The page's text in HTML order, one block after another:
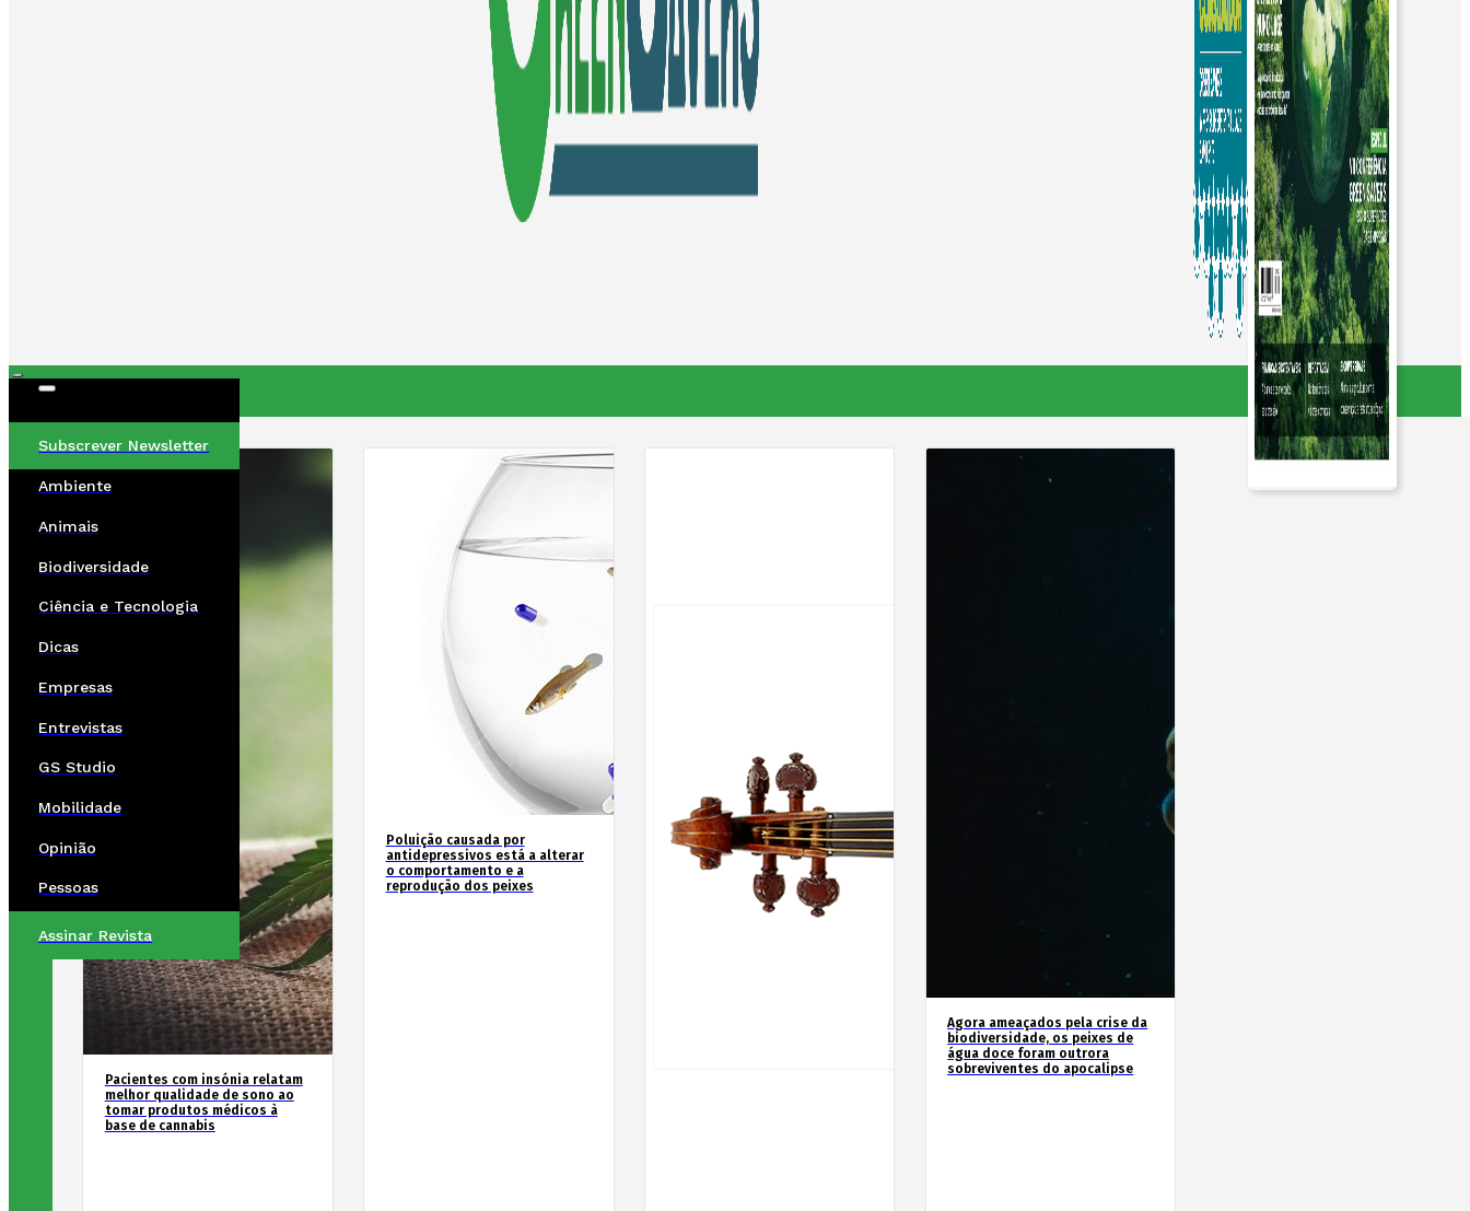
Subscrever Newsletter
Ambiente
Animais
Biodiversidade
Ciência e Tecnologia
Dicas
Empresas
Entrevistas
GS Studio
Mobilidade
Opinião
Pessoas
Assinar Revista
Pacientes com insónia relatam
melhor qualidade de sono ao
tomar produtos médicos à
base de cannabis
Poluição causada por
antidepressivos está a alterar
o comportamento e a
reprodução dos peixes
Agora ameaçados pela crise da
biodiversidade, os peixes de
água doce foram outrora
sobreviventes do apocalipse